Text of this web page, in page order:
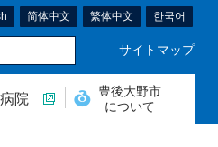
简体中文 繁体中文 한국어
サイトマップ
院
豊後大野市
について